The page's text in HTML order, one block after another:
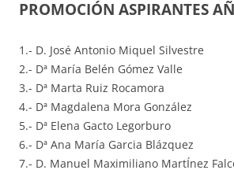
PROMOCIÓN ASPIRANTES
1.- D. José Antonio Miquel Silvestre
2.- Dª María Belén Gómez Valle
3.- Dª Marta Ruiz Rocamora
4.- Dª Magdalena Mora González
5.- Dª Elena Gacto Legorburo
6.- Dª Ana María Garcia Blázquez
7.- D. Manuel Maximiliano MartÍnez